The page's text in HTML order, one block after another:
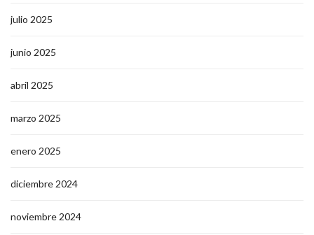
julio 2025
junio 2025
abril 2025
marzo 2025
enero 2025
diciembre 2024
noviembre 2024